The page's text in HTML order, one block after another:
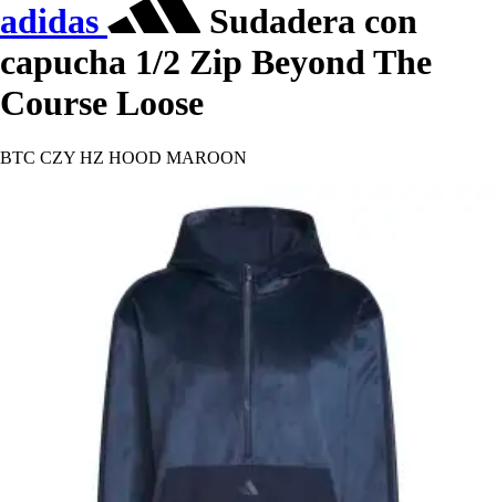
adidas
Sudadera con
capucha 1/2 Zip Beyond The
Course Loose
BTC CZY HZ HOOD MAROON